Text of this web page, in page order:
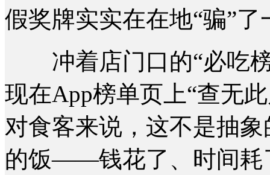
假奖牌实实在在地“骗”了
冲着店门口的“必吃榜
现在App榜单页上“查无
对食客来说，这不是抽
的饭——钱花了、时间耗